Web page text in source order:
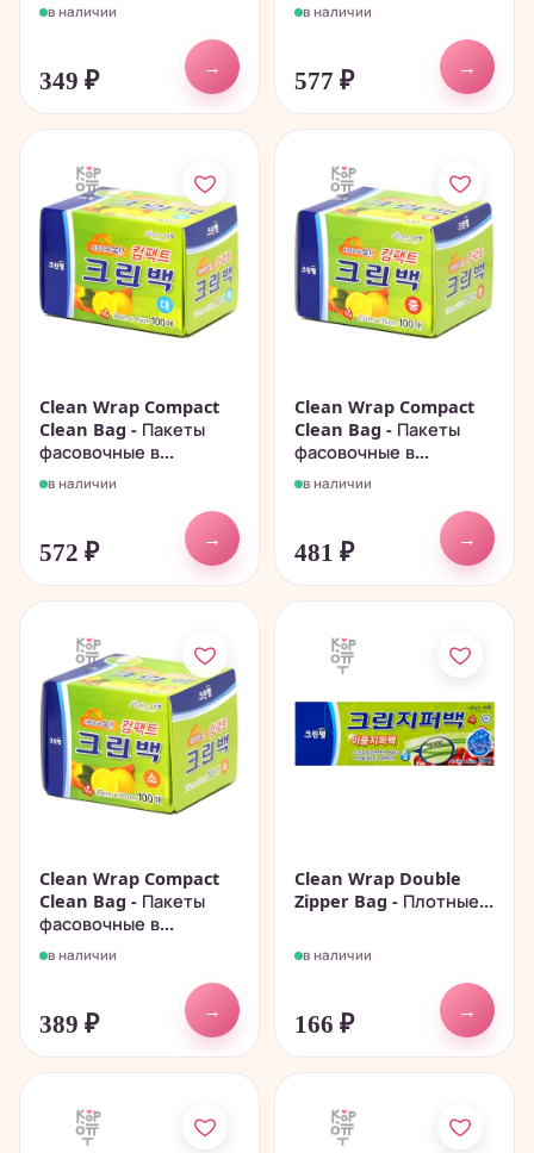
в наличии
349 ₽
→
в наличии
577 ₽
→
Clean Wrap Compact
Clean Bag - Пакеты
фасовочные в...
в наличии
572 ₽
→
Clean Wrap Compact
Clean Bag - Пакеты
фасовочные в...
в наличии
481 ₽
→
Clean Wrap Compact
Clean Bag - Пакеты
фасовочные в...
в наличии
389 ₽
→
Clean Wrap Double
Zipper Bag - Плотные...
в наличии
166 ₽
→